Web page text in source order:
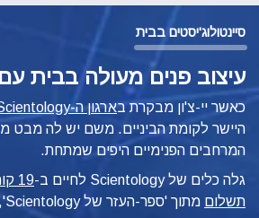
סיינטולוג'יסטים בבית
עיצוב פנים מעולה בבית עם
כאשר יי-צ'ון מבקרת בארגון ה-Scientology קאושיונג
היישר לקומת הביניים. משם יש לה מבט
המרחבים הפנימיים היפים שמתחת.
גלה כלים של Scientology לחיים ב-
תשלום מתוך 'ספר-העזר של Scientology', זמינים ב-17 שפות.